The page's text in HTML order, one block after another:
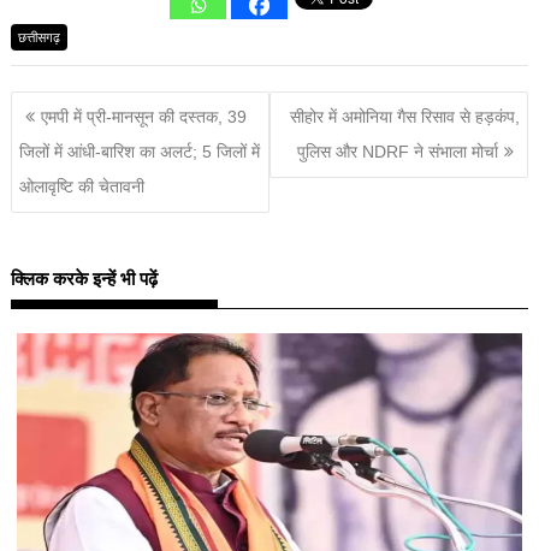
छत्तीसगढ़
एमपी में प्री-मानसून की दस्तक, 39
जिलों में आंधी-बारिश का अलर्ट; 5 जिलों में
ओलावृष्टि की चेतावनी
सीहोर में अमोनिया गैस रिसाव से हड़कंप,
पुलिस और NDRF ने संभाला मोर्चा
क्लिक करके इन्हें भी पढ़ें